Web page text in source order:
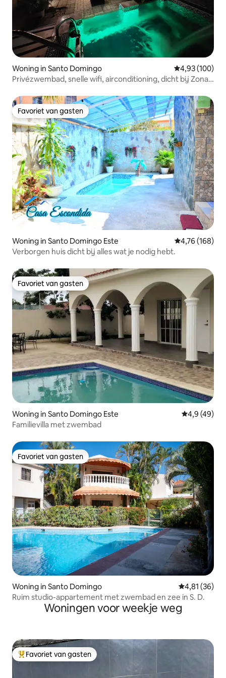
Woning in Santo Domingo Gemiddelde
4,93 (100)
Privézwembad, snelle wifi, airconditioning, dicht bij Zona
Favoriet van gasten
Favoriet van gasten
Woning in Santo Domingo Este Gemiddelde
4,76 (168)
Verborgen huis dicht bij alles wat je nodig hebt.
Favoriet van gasten
Favoriet van gasten
Woning in Santo Domingo Este Gemiddelde
4,9 (49)
Familievilla met zwembad
Favoriet van gasten
Favoriet van gasten
Woning in Santo Domingo Gemiddelde
4,81 (36)
Ruim studio-appartement met zwembad en zee in S. D.
Woningen voor weekje weg
Topfavoriet van gasten
Favoriet van gasten